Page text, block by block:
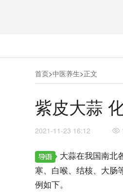
首页>中医养生>正文
紫皮大蒜
2021-11-23 16:12
大蒜在我国南北
寒、白喉、结核、大肠
例如下。